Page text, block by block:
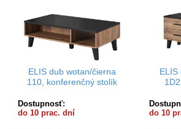
ELIS dub wotan/čierna
110, konferenčný stolík
Dostupnosť:
do 10 prac. dní
ELIS
do 10